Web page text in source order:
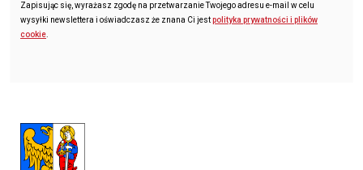
Zapisując się, wyrażasz zgodę na przetwarzanie Twojego adresu e-mail w celu
wysyłki newslettera i oświadczasz że znana Ci jestpolityka prywatności i plików
cookie.